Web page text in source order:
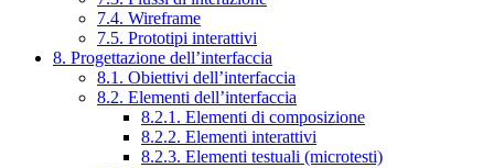
7.4. Wireframe
7.5. Prototipi interattivi
8. Progettazione dell’interfaccia
8.1. Obiettivi dell’interfaccia
8.2. Elementi dell’interfaccia
8.2.1. Elementi di composizione
8.2.2. Elementi interattivi
8.2.3. Elementi testuali (microtesti)